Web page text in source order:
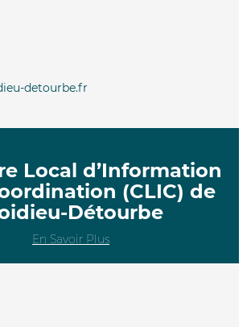
detourbe.fr
Local d’Information
(CLIC) de
Détourbe
En Savoir Plus